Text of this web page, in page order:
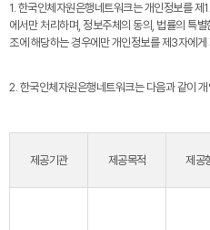
1. 한국인체자원은행네트워크는 개인정보를
에서만 처리하며, 정보주체의 동의, 법률의 특별
조에 해당하는 경우에만 개인정보를 제3자에게
2. 한국인체자원은행네트워크는 다음과 같이
제공기관 제공목적 제공